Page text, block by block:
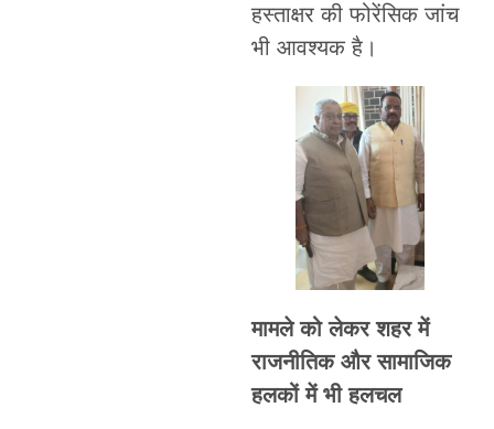
हस्ताक्षर की फोरेंसिक जांच
भी आवश्यक है।
मामले को लेकर शहर में
राजनीतिक और सामाजिक
हलकों में भी हलचल